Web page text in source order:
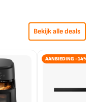
Bekijk alle deals
AANBIEDING -14%